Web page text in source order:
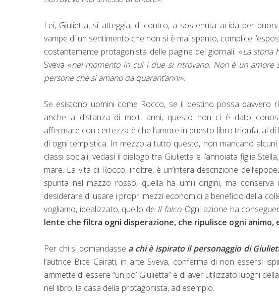
Lei, Giulietta, si atteggia, di contro, a sostenuta acida per
vampe di un sentimento che non si è mai spento, complice
costantemente protagonista delle pagine dei giornali. «La storia
Sveva «nel momento in cui i due si ritrovano. Non è un amore
persone che si amano da quarant’anni».
Se esistono uomini come Rocco, se il destino possa davvero
anche a distanza di molti anni, questo non ci è dato
affermare con certezza è che l’amore in questo libro trionfa, al
di ogni tempistica. In mezzo a tutto questo, non mancano
classi sociali, vedasi il dialogo tra Giulietta e l’annoiata figlia
mare. La vita di Rocco, inoltre, è un’intera descrizione
spunta nel mazzo rosso, quella ha umili origini, ma
desiderare di usare i propri mezzi economici a beneficio della
vogliamo, idealizzato, quello de Il falco. Ogni azione ha
lente che filtra ogni disperazione, che ripulisce ogni
Per chi si domandasse a chi è ispirato il personaggio di
l’autrice Bice Cairati,in arte Sveva, conferma di non essersi
ammette di essere “un po’ Giulietta” e di aver utilizzato luoghi
nel libro, la casa della protagonista, ad esempio.